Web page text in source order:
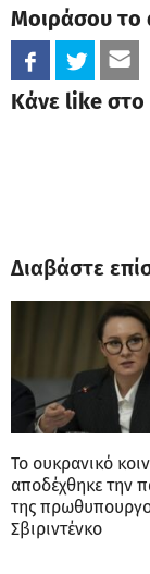
Μοιράσου το
Κάνε like στο
Διαβάστε
Το ουκρανικό
αποδέχθηκε την
της
Σβιριντένκο